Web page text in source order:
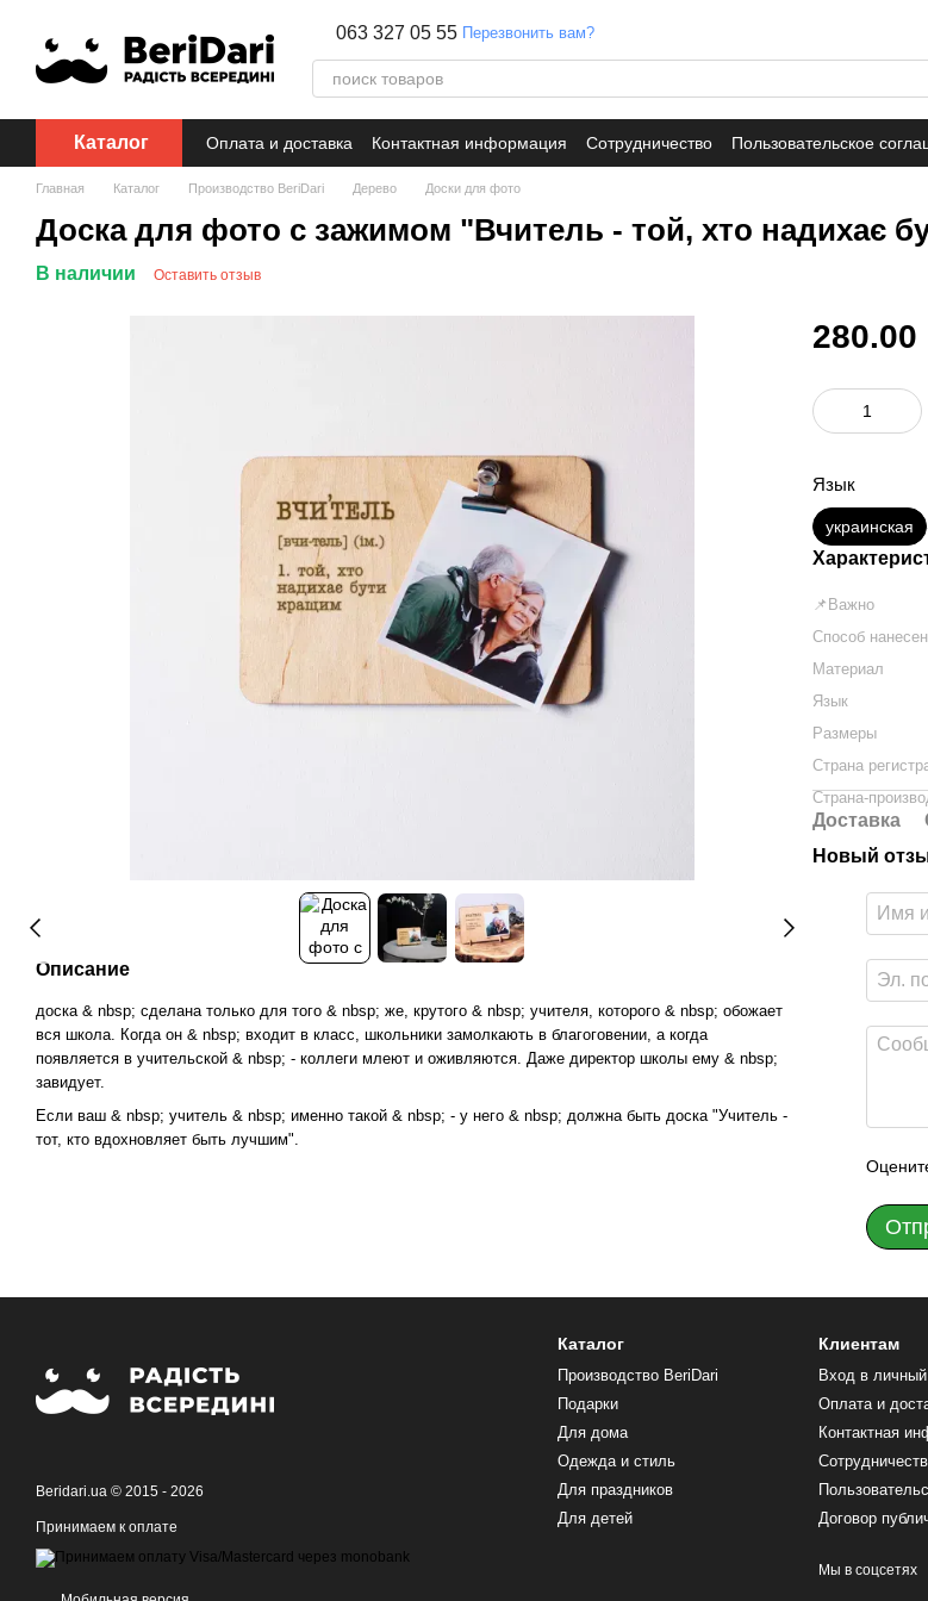
063 327 05 55 Перезвонить вам?
Каталог Оплата и доставка Контактная информация Сотрудничество Пользовательское
Главная Каталог Производство BeriDari Дерево Доски для фото
Доска для фото с зажимом "Вчитель - той, хто надихає
В наличии Оставить отзыв
Описание
доска & nbsp; сделана только для того & nbsp; же, крутого & nbsp; учителя, которого & nbsp; обожает
вся школа. Когда он & nbsp; входит в класс, школьники замолкають в благоговении, а когда
появляется в учительской & nbsp; - коллеги млеют и оживляются. Даже директор школы ему & nbsp;
завидует.
Если ваш & nbsp; учитель & nbsp; именно такой & nbsp; - у него & nbsp; должна быть доска "Учитель -
тот, кто вдохновляет быть лучшим".
280.00
Язык
украинская
📌Важно
Способ
Материал
Язык
Размеры
Страна
Страна-
Доставка
Новый
Beridari.ua © 2015 - 2026
Принимаем к оплате
Каталог
Производство BeriDari
Подарки
Для дома
Одежда и стиль
Для праздников
Для детей
Клиентам
Вход в личный
Оплата и
Контактная
Договор
Мы в соцсетях